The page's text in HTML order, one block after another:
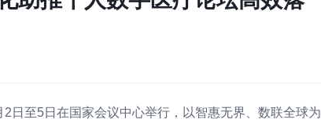
日至5日在国家会议中心举行，以智惠无界、数联全球为